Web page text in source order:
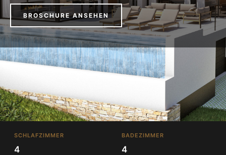
BROSCHURE ANSEHEN
SCHLAFZIMMER
4
BADEZIMMER
4